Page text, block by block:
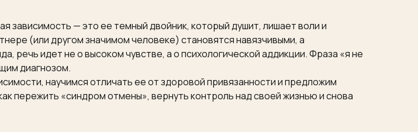
— это ее темный двойник, который душит, лишает воли и
(или другом значимом человеке) становятся навязчивыми, а
речь идет не о высоком чувстве, а о психологической аддикции. Фраза «я не
диагнозом.
научимся отличать ее от здоровой привязанности и предложим
пережить «синдром отмены», вернуть контроль над своей жизнью и снова